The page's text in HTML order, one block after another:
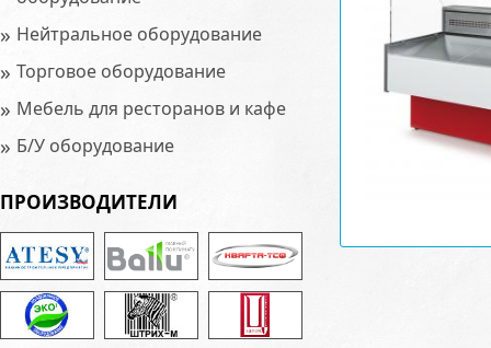
» Нейтральное оборудование
» Торговое оборудование
» Мебель для ресторанов и кафе
» Б/У оборудование
ПРОИЗВОДИТЕЛИ